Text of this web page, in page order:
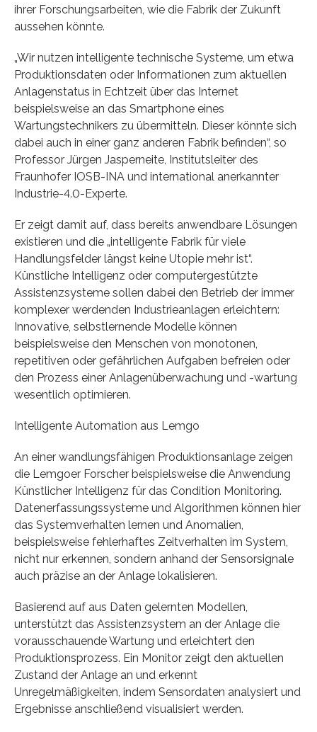
ihrer Forschungsarbeiten, wie die Fabrik der Zukunft
aussehen könnte.
„Wir nutzen intelligente technische Systeme, um etwa
Produktionsdaten oder Informationen zum aktuellen
Anlagenstatus in Echtzeit über das Internet
beispielsweise an das Smartphone eines
Wartungstechnikers zu übermitteln. Dieser könnte sich
dabei auch in einer ganz anderen Fabrik befinden“, so
Professor Jürgen Jasperneite, Institutsleiter des
Fraunhofer IOSB-INA und international anerkannter
Industrie-4.0-Experte.
Er zeigt damit auf, dass bereits anwendbare Lösungen
existieren und die „intelligente Fabrik für viele
Handlungsfelder längst keine Utopie mehr ist“.
Künstliche Intelligenz oder computergestützte
Assistenzsysteme sollen dabei den Betrieb der immer
komplexer werdenden Industrieanlagen erleichtern:
Innovative, selbstlernende Modelle können
beispielsweise den Menschen von monotonen,
repetitiven oder gefährlichen Aufgaben befreien oder
den Prozess einer Anlagenüberwachung und -wartung
wesentlich optimieren.
Intelligente Automation aus Lemgo
An einer wandlungsfähigen Produktionsanlage zeigen
die Lemgoer Forscher beispielsweise die Anwendung
Künstlicher Intelligenz für das Condition Monitoring.
Datenerfassungssysteme und Algorithmen können hier
das Systemverhalten lernen und Anomalien,
beispielsweise fehlerhaftes Zeitverhalten im System,
nicht nur erkennen, sondern anhand der Sensorsignale
auch präzise an der Anlage lokalisieren.
Basierend auf aus Daten gelernten Modellen,
unterstützt das Assistenzsystem an der Anlage die
vorausschauende Wartung und erleichtert den
Produktionsprozess. Ein Monitor zeigt den aktuellen
Zustand der Anlage an und erkennt
Unregelmäßigkeiten, indem Sensordaten analysiert und
Ergebnisse anschließend visualisiert werden.